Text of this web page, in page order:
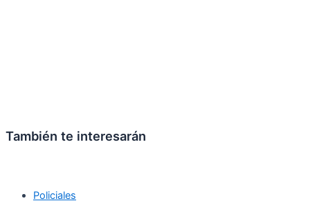
También te interesarán
Policiales